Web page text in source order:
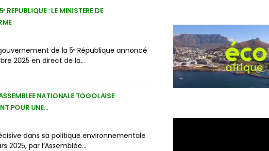
REPUBLIQUE : LE MINISTERE DE
de la 5ᵉ République annoncé
2025 en direct de la…
NATIONALE TOGOLAISE
POUR UNE…
dans sa politique environnementale
2025, par l’Assemblée…